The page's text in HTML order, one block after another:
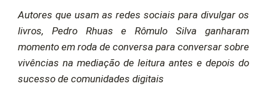
Autores que usam as redes sociais para divulgar os
livros, Pedro Rhuas e Rômulo Silva ganharam
momento em roda de conversa para conversar sobre
vivências na mediação de leitura antes e depois do
sucesso de comunidades digitais